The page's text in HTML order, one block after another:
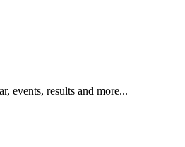
events, results and more...